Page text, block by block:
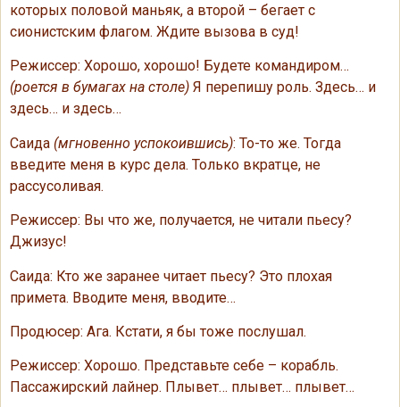
которых половой маньяк, а второй – бегает с
сионистским флагом. Ждите вызова в суд!
Режиссер: Хорошо, хорошо! Будете командиром…
(роется в бумагах на столе) Я перепишу роль. Здесь… и
здесь… и здесь…
Саида (мгновенно успокоившись): То-то же. Тогда
введите меня в курс дела. Только вкратце, не
рассусоливая.
Режиссер: Вы что же, получается, не читали пьесу?
Джизус!
Саида: Кто же заранее читает пьесу? Это плохая
примета. Вводите меня, вводите…
Продюсер: Ага. Кстати, я бы тоже послушал.
Режиссер: Хорошо. Представьте себе – корабль.
Пассажирский лайнер. Плывет… плывет… плывет…